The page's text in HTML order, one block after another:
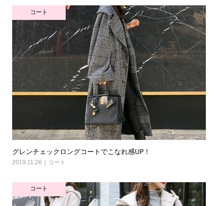
コート
グレンチェックロングコートでこなれ感UP！
2019.11.26 コート
コート